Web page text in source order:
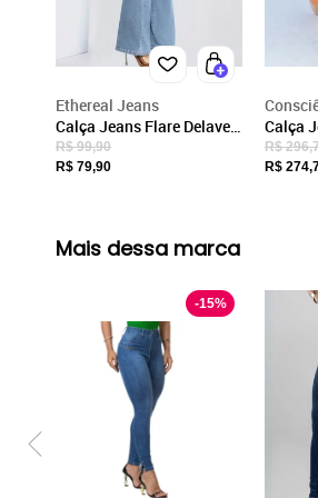
Ethereal Jeans
Calça Jeans Flare Delave
Ethereal Confortavel Estilo
Gringa Casual
R$ 99,90
R$ 79,90
Calça
Fit
Básica
R$
R$
Mais dessa marca
-15%